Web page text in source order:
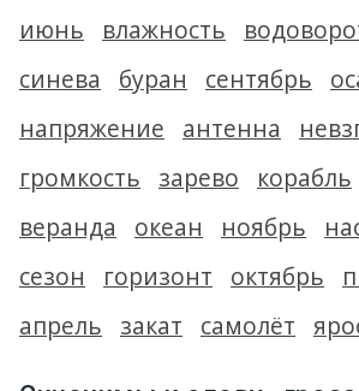
июнь влажность
синева
буран сентябрь
напряжение
антенна
громкость
зарево корабль
веранда
океан ноябрь
сезон
горизонт октябрь
апрель
закат самолёт